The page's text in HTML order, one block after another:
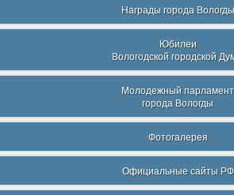
Награды города Вологды
Юбилеи
Вологодской городской
Молодежный парламент
города Вологды
Фотогалерея
Официальные сайты РФ